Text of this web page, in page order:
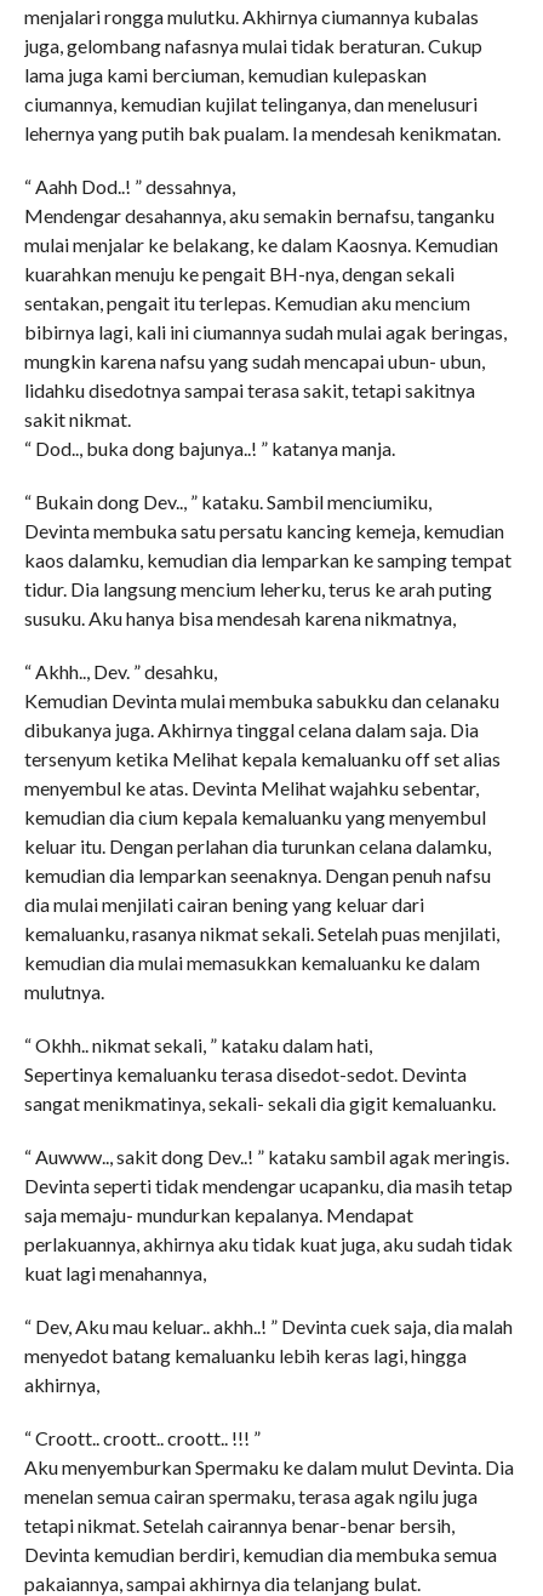
menjalari rongga mulutku. Akhirnya ciumannya kubalas
juga, gelombang nafasnya mulai tidak beraturan. Cukup
lama juga kami berciuman, kemudian kulepaskan
ciumannya, kemudian kujilat telinganya, dan menelusuri
lehernya yang putih bak pualam. Ia mendesah kenikmatan.
“ Aahh Dod..! ” dessahnya,
Mendengar desahannya, aku semakin bernafsu, tanganku
mulai menjalar ke belakang, ke dalam Kaosnya. Kemudian
kuarahkan menuju ke pengait BH-nya, dengan sekali
sentakan, pengait itu terlepas. Kemudian aku mencium
bibirnya lagi, kali ini ciumannya sudah mulai agak beringas,
mungkin karena nafsu yang sudah mencapai ubun- ubun,
lidahku disedotnya sampai terasa sakit, tetapi sakitnya
sakit nikmat.
“ Dod.., buka dong bajunya..! ” katanya manja.
“ Bukain dong Dev.., ” kataku. Sambil menciumiku,
Devinta membuka satu persatu kancing kemeja, kemudian
kaos dalamku, kemudian dia lemparkan ke samping tempat
tidur. Dia langsung mencium leherku, terus ke arah puting
susuku. Aku hanya bisa mendesah karena nikmatnya,
“ Akhh.., Dev. ” desahku,
Kemudian Devinta mulai membuka sabukku dan celanaku
dibukanya juga. Akhirnya tinggal celana dalam saja. Dia
tersenyum ketika Melihat kepala kemaluanku off set alias
menyembul ke atas. Devinta Melihat wajahku sebentar,
kemudian dia cium kepala kemaluanku yang menyembul
keluar itu. Dengan perlahan dia turunkan celana dalamku,
kemudian dia lemparkan seenaknya. Dengan penuh nafsu
dia mulai menjilati cairan bening yang keluar dari
kemaluanku, rasanya nikmat sekali. Setelah puas menjilati,
kemudian dia mulai memasukkan kemaluanku ke dalam
mulutnya.
“ Okhh.. nikmat sekali, ” kataku dalam hati,
Sepertinya kemaluanku terasa disedot-sedot. Devinta
sangat menikmatinya, sekali- sekali dia gigit kemaluanku.
“ Auwww.., sakit dong Dev..! ” kataku sambil agak meringis.
Devinta seperti tidak mendengar ucapanku, dia masih tetap
saja memaju- mundurkan kepalanya. Mendapat
perlakuannya, akhirnya aku tidak kuat juga, aku sudah tidak
kuat lagi menahannya,
“ Dev, Aku mau keluar.. akhh..! ” Devinta cuek saja, dia malah
menyedot batang kemaluanku lebih keras lagi, hingga
akhirnya,
“ Croott.. croott.. croott.. !!! ”
Aku menyemburkan Spermaku ke dalam mulut Devinta. Dia
menelan semua cairan spermaku, terasa agak ngilu juga
tetapi nikmat. Setelah cairannya benar-benar bersih,
Devinta kemudian berdiri, kemudian dia membuka semua
pakaiannya, sampai akhirnya dia telanjang bulat.